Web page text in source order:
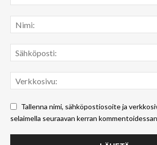
Tallenna nimi, sähköpostiosoite ja
selaimella seuraavan kerran